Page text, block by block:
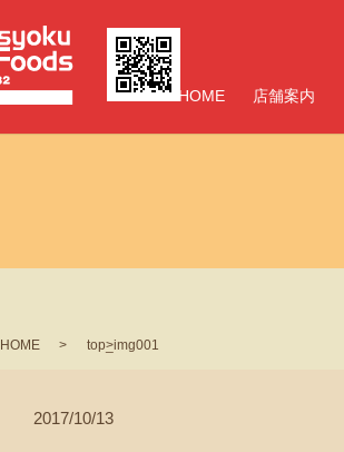
HOME
店舗案内
HOME top_img001
2017/10/13